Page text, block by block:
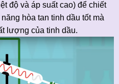
độ và áp suất cao) để chiết
hòa tan tinh dầu tốt mà
lượng của tinh dầu.